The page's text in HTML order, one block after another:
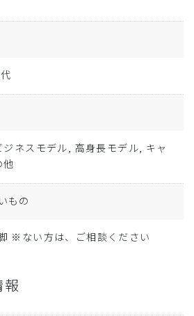
ネスモデル, 高身長モデル, キャ
他
もの
※ない方は、ご相談ください